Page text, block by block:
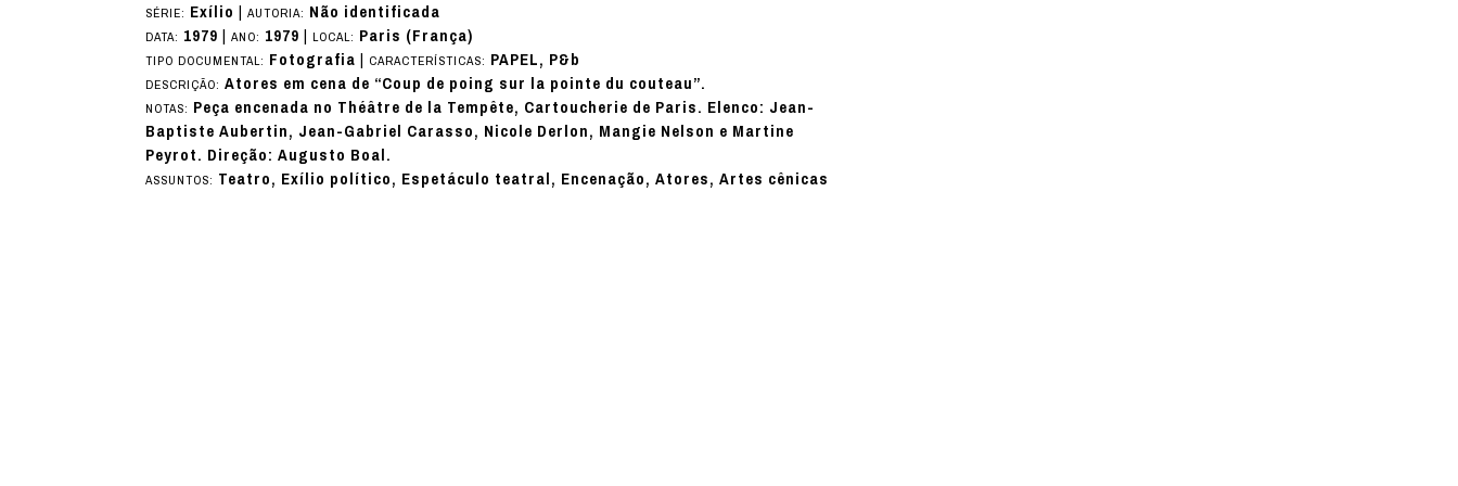
SÉRIE: Exílio |AUTORIA: Não identificada
DATA: 1979|ANO: 1979|LOCAL: Paris (França)
TIPO DOCUMENTAL: Fotografia| CARACTERÍSTICAS: PAPEL, P&b
DESCRIÇÃO:Atores em cena de “Coup de poing sur la pointe du couteau”.
NOTAS: Peça encenada no Théâtre de la Tempête, Cartoucherie de Paris. Elenco: Jean-
Baptiste Aubertin, Jean-Gabriel Carasso, Nicole Derlon, Mangie Nelson e Martine
Peyrot. Direção: Augusto Boal.
ASSUNTOS: Teatro, Exílio político, Espetáculo teatral, Encenação, Atores, Artes cênicas